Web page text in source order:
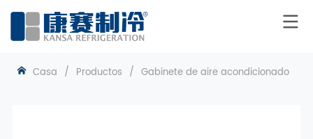
Casa / Productos / Gabinete de aire acondicionado